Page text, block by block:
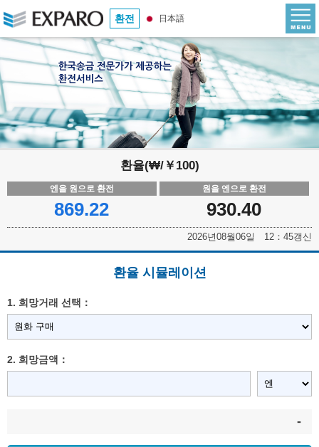
환전 日本語
환율(₩/￥100)
엔을 원으로 환전
869.22
원을 엔으로 환전
930.40
2026년08월06일 12：45갱신
환율 시뮬레이션
1. 희망거래 선택：
2. 희망금액：
-